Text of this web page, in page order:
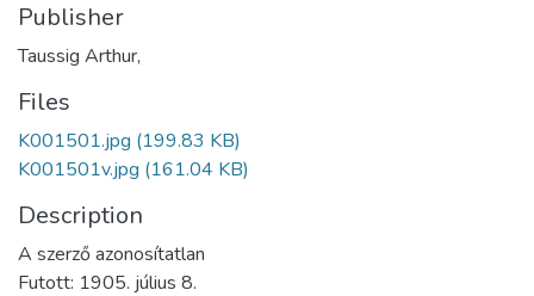
Publisher
Taussig Arthur,
Files
K001501.jpg (199.83 KB)
K001501v.jpg (161.04 KB)
Description
A szerző azonosítatlan
Futott: 1905. július 8.